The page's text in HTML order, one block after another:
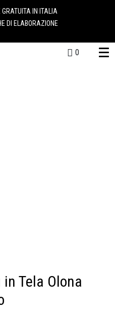
GRATUITA IN ITALIA
DI ELABORAZIONE
0
Tela Olona